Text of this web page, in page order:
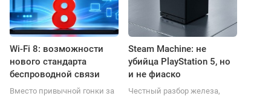
Wi-Fi 8: возможности
нового стандарта
беспроводной связи
Вместо привычной гонки за
Steam Machine: не
убийца PlayStation 5, но
и не фиаско
Честный разбор железа,